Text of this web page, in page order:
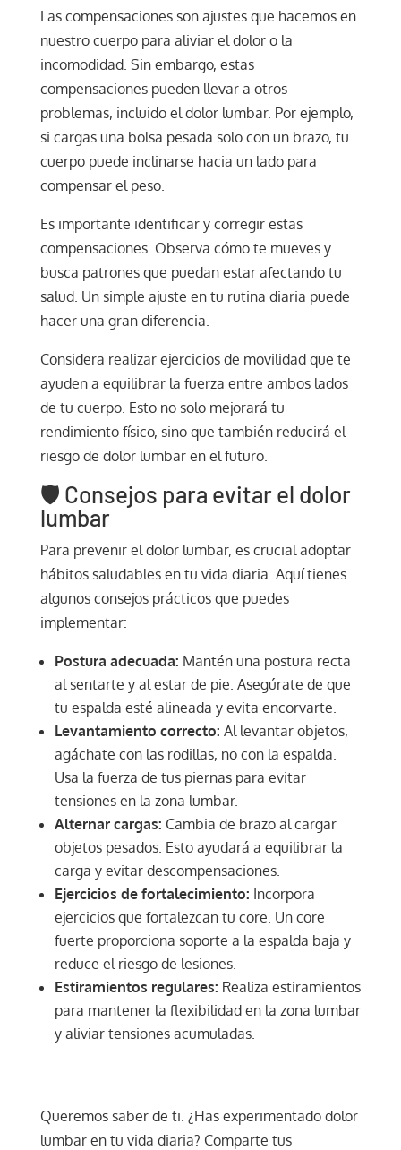
Las compensaciones son ajustes que hacemos en
nuestro cuerpo para aliviar el dolor o la
incomodidad. Sin embargo, estas
compensaciones pueden llevar a otros
problemas, incluido el dolor lumbar. Por ejemplo,
si cargas una bolsa pesada solo con un brazo, tu
cuerpo puede inclinarse hacia un lado para
compensar el peso.
Es importante identificar y corregir estas
compensaciones. Observa cómo te mueves y
busca patrones que puedan estar afectando tu
salud. Un simple ajuste en tu rutina diaria puede
hacer una gran diferencia.
Considera realizar ejercicios de movilidad que te
ayuden a equilibrar la fuerza entre ambos lados
de tu cuerpo. Esto no solo mejorará tu
rendimiento físico, sino que también reducirá el
riesgo de dolor lumbar en el futuro.
🛡️ Consejos para evitar el dolor
lumbar
Para prevenir el dolor lumbar, es crucial adoptar
hábitos saludables en tu vida diaria. Aquí tienes
algunos consejos prácticos que puedes
implementar:
Postura adecuada: Mantén una postura recta
al sentarte y al estar de pie. Asegúrate de que
tu espalda esté alineada y evita encorvarte.
Levantamiento correcto: Al levantar objetos,
agáchate con las rodillas, no con la espalda.
Usa la fuerza de tus piernas para evitar
tensiones en la zona lumbar.
Alternar cargas: Cambia de brazo al cargar
objetos pesados. Esto ayudará a equilibrar la
carga y evitar descompensaciones.
Ejercicios de fortalecimiento: Incorpora
ejercicios que fortalezcan tu core. Un core
fuerte proporciona soporte a la espalda baja y
reduce el riesgo de lesiones.
Estiramientos regulares: Realiza estiramientos
para mantener la flexibilidad en la zona lumbar
y aliviar tensiones acumuladas.
Queremos saber de ti. ¿Has experimentado dolor
lumbar en tu vida diaria? Comparte tus